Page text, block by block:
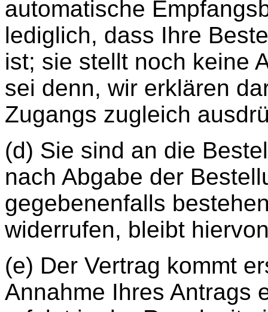
automatische
lediglich, dass Ihre
ist; sie stellt noch keine
sei denn, wir erklären
Zugangs zugleich
(d) Sie sind an die
nach Abgabe der
gegebenenfalls
widerrufen, bleibt
(e) Der Vertrag kommt
Annahme Ihres Antrags